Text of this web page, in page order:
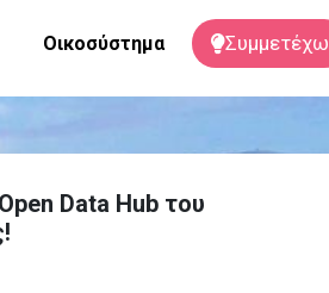
Oικοσύστημα Συμμετέχω
Data Hub του